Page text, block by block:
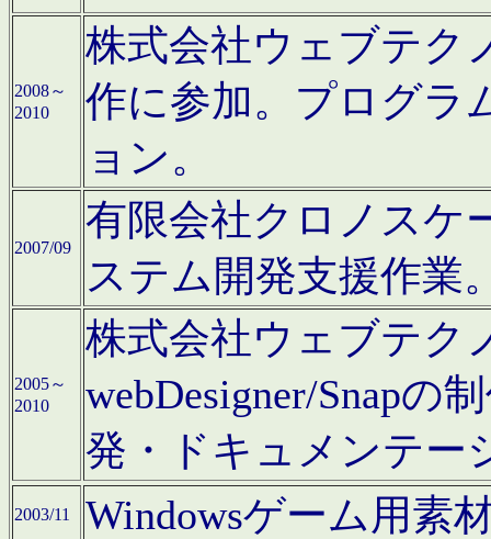
2008～
2010
株式会社ウェブテク
作に参加。プログラ
ョン。
2007/09
有限会社クロノスケ
ステム開発支援作業
2005～
2010
株式会社ウェブテク
webDesigner/Snapの
発・ドキュメンテー
2003/11 Windowsゲーム用素